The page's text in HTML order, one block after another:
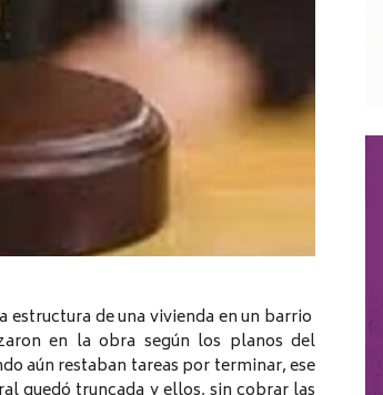
estructura de una vivienda en un barrio
en la obra según los planos del
aún restaban tareas por terminar, ese